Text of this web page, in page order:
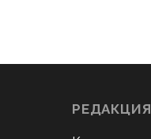
РЕДАКЦИЯ